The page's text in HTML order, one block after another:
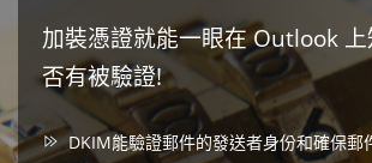
加裝憑證就能一眼在 Outlook
否有被驗證!
DKIM能驗證郵件的發送者身份和確保郵